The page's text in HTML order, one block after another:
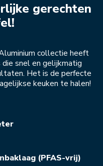
gerechten
collectie heeft
snel en gelijkmatig
Het is de perfecte
keuken te halen!
(PFAS-vrij)